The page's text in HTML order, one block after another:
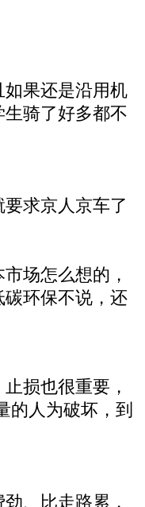
果还是沿用机
骑了好多都不
求京人京车了
场怎么想的，
环保不说，还
损也很重要，
的人为破坏，到
、比走路累，